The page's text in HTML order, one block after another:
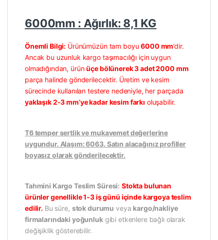
6000mm : Ağırlık: 8,1 KG
Önemli Bilgi: Ürünümüzün tam boyu6000 mm’dir.
Ancak bu uzunluk kargo taşımacılığı için uygun
olmadığından, ürünüçe bölünerek 3 adet 2000 mm
parça halinde gönderilecektir. Üretim ve kesim
sürecinde kullanılan testere nedeniyle, her parçada
yaklaşık 2-3 mm’ye kadar kesim farkı oluşabilir.
T6 temper sertlik ve mukavemet değerlerine
uygundur. Alaşım: 6063. Satın alacağınız profiller
boyasız olarak gönderilecektir.
Tahmini Kargo Teslim Süresi: Stokta bulunan
ürünler genellikle 1-3 iş günü içinde kargoya teslim
edilir. Bu süre, stok durumu veya kargo/nakliye
firmalarındaki yoğunlukgibi etkenlere bağlı olarak
değişiklik gösterebilir.